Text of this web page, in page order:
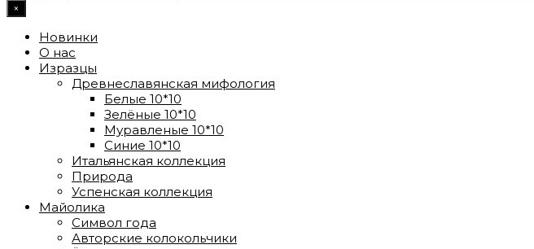
×
Новинки
О нас
Изразцы
Древнеславянская мифология
Белые 10*10
Зелёные 10*10
Муравленые 10*10
Синие 10*10
Итальянская коллекция
Природа
Успенская коллекция
Майолика
Символ года
Авторские колокольчики